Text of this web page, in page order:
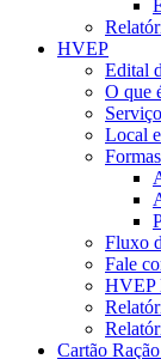
HVEP
Edital
O que
Local
Fluxo
Fale
HVEP
Cartão